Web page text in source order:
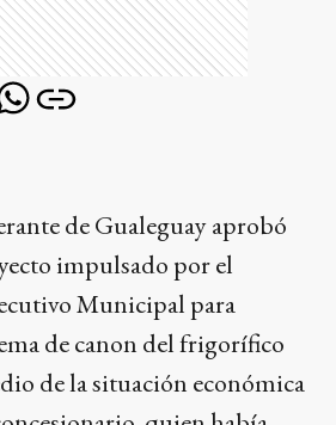
de Gualeguay aprobó
impulsado por el
Municipal para
de canon del frigorífico
de la situación económica